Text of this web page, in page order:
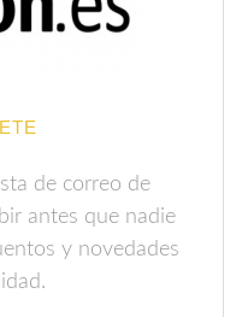
de correo de
antes que nadie
y novedades